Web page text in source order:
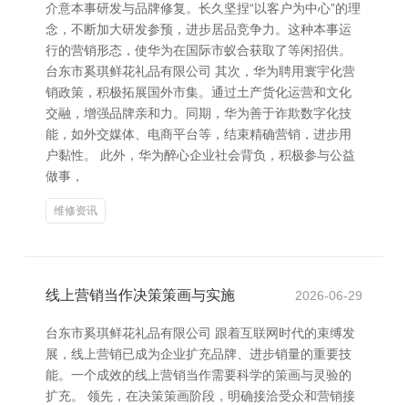
介意本事研发与品牌修复。长久坚捏“以客户为中心”的理
念，不断加大研发参预，进步居品竞争力。这种本事运
行的营销形态，使华为在国际市蚁合获取了等闲招供。
台东市奚琪鲜花礼品有限公司 其次，华为聘用寰宇化营
销政策，积极拓展国外市集。通过土产货化运营和文化
交融，增强品牌亲和力。同期，华为善于诈欺数字化技
能，如外交媒体、电商平台等，结束精确营销，进步用
户黏性。 此外，华为醉心企业社会背负，积极参与公益
做事，
维修资讯
线上营销当作决策策画与实施 2026-06-29
台东市奚琪鲜花礼品有限公司 跟着互联网时代的束缚发
展，线上营销已成为企业扩充品牌、进步销量的重要技
能。一个成效的线上营销当作需要科学的策画与灵验的
扩充。 领先，在决策策画阶段，明确接洽受众和营销接